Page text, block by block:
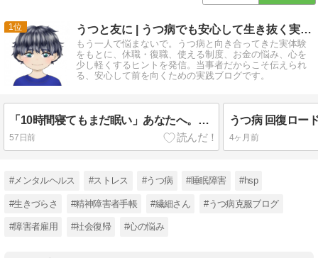
1 うつと友に | うつ病でも安心して生き抜く実践的サバイバル術
もう一人で悩まないで。うつ病と向き合ってきた実体験
をもとに、休職・復職、使える制度、お金の悩み、心を
少し軽くするヒントを発信。当事者だからこそ伝えられ
る、安心して前を向くための実践ブログです。
「10時間寝てもまだ眠い」あなたへ。うつ病の過眠は、脳が休息を求めているサインです
57日前 4ヶ月前
#メンタルヘルス #ストレス #うつ病 #睡眠障害 #hsp
#生きづらさ #精神障害者手帳 #繊細さん #うつ病克服ブログ
#障害者雇用 #社会復帰 #心の悩み